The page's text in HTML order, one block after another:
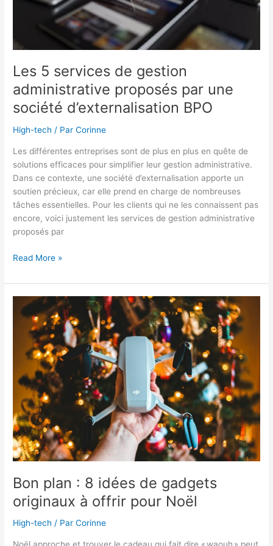
Les 5 services de gestion
administrative proposés par une
société d’externalisation BPO
High-tech / ParCorinne
Les différentes entreprises sont de plus en plus en quête de
solutions efficaces pour simplifier leur gestion administrative.
Dans ce contexte, une société d’externalisation apporte un
soutien précieux, car elle prend en charge de nombreuses
tâches essentielles. Pour les clients qui ne les connaissent pas
encore, voici justement les services de gestion administrative
proposés par
Les
services
de
gestion
administrative
proposés
par
société
d’externalisation
BPO
Read More »
Bon plan : 8 idées de gadgets
originaux à offrir pour Noël
High-tech / ParCorinne